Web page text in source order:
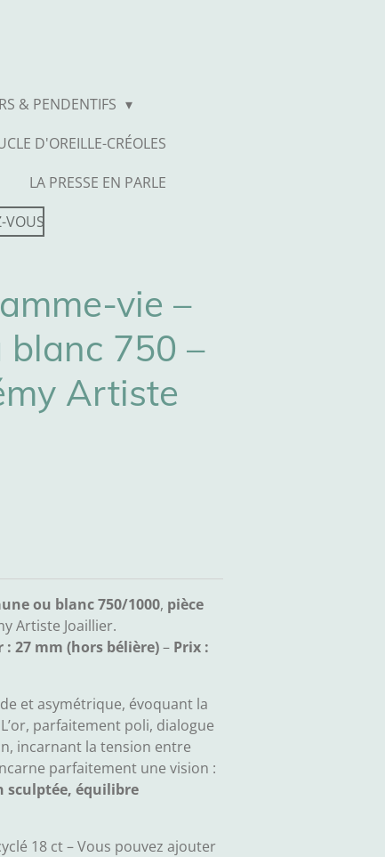
& PENDENTIFS
D'OREILLE-CRÉOLES
LA PRESSE EN PARLE
VOUS
vie –
blanc 750 –
Artiste
ou blanc 750/1000, pièce
Artiste Joaillier.
: 27 mm (hors bélière)– Prix :
et asymétrique, évoquant la
parfaitement poli, dialogue
incarnant la tension entre
parfaitement une vision :
équilibre
18 ct – Vous pouvez ajouter